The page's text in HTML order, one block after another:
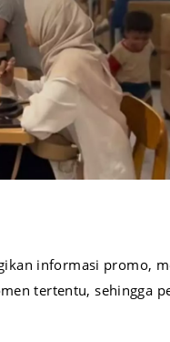
informasi promo,
tertentu, sehingga